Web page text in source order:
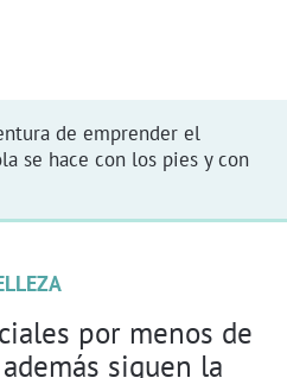
de emprender el
se hace con los pies y con
por menos de
siguen la